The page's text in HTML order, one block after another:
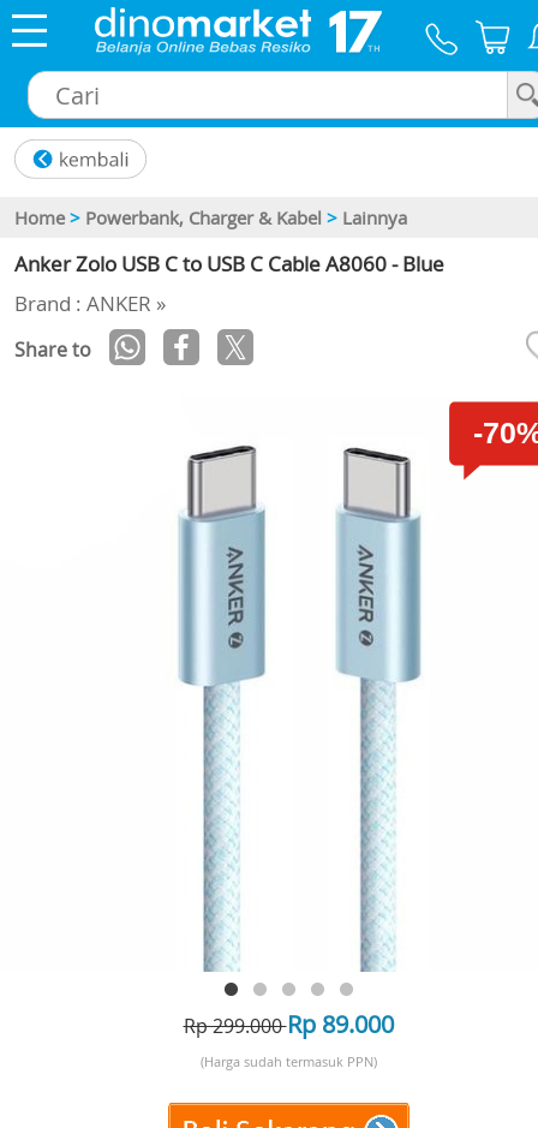
Home > Powerbank, Charger & Kabel > Lainnya
Anker Zolo USB C to USB C Cable A8060 - Blue
Brand : ANKER »
Share to
-
Rp 299.000Rp 89.000
(Harga sudah termasuk PPN)